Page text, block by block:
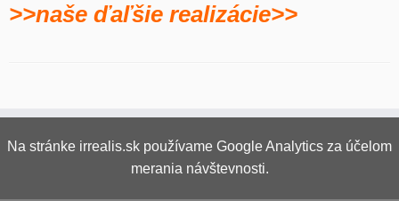
>>naše ďaľšie realizácie>>
Na stránke irrealis.sk používame Google Analytics za účelom
merania návštevnosti.